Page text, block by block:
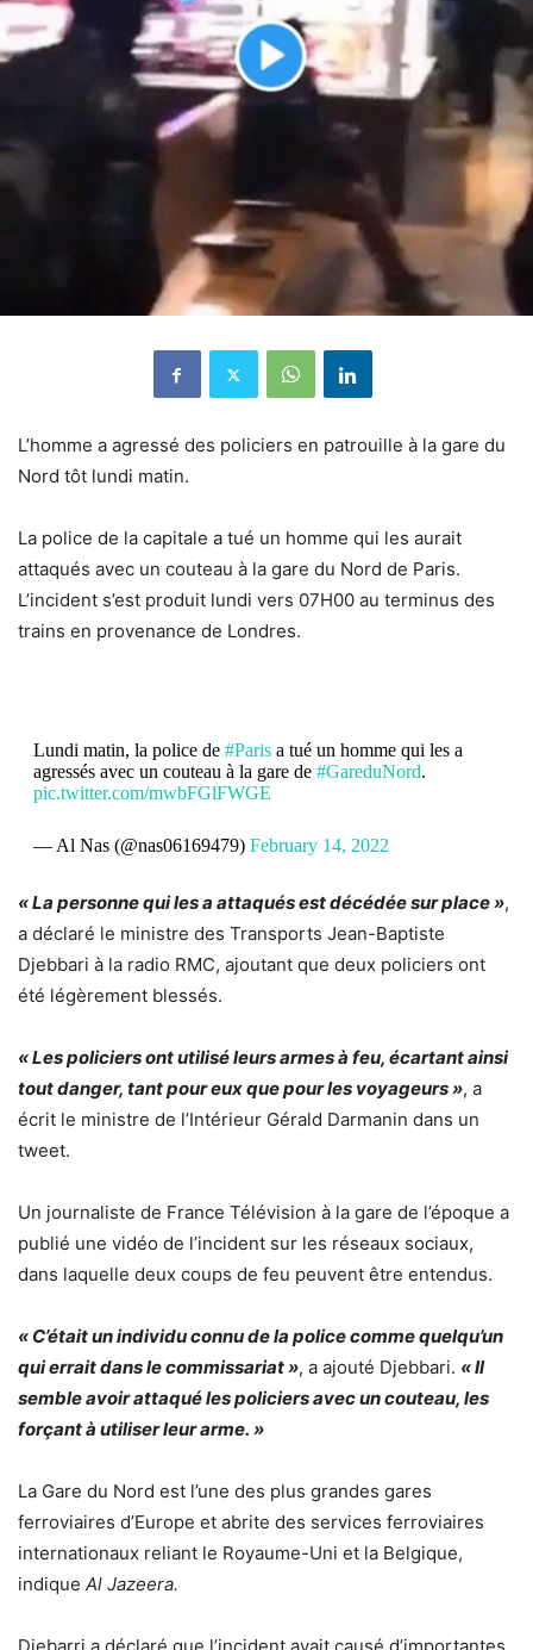
L’homme a agressé des policiers en patrouille à la gare du
Nord tôt lundi matin.
La police de la capitale a tué un homme qui les aurait
attaqués avec un couteau à la gare du Nord de Paris.
L’incident s’est produit lundi vers 07H00 au terminus des
trains en provenance de Londres.
Lundi matin, la police de #Parisa tué un homme qui les a
agressés avec un couteau à la gare de #GareduNord.
pic.twitter.com/mwbFGlFWGE
— Al Nas (@nas06169479) February 14, 2022
« La personne qui les a attaqués est décédée sur place »,
a déclaré le ministre des Transports Jean-Baptiste
Djebbari à la radio RMC, ajoutant que deux policiers ont
été légèrement blessés.
« Les policiers ont utilisé leurs armes à feu, écartant ainsi
tout danger, tant pour eux que pour les voyageurs », a
écrit le ministre de l’Intérieur Gérald Darmanin dans un
tweet.
Un journaliste de France Télévision à la gare de l’époque a
publié une vidéo de l’incident sur les réseaux sociaux,
dans laquelle deux coups de feu peuvent être entendus.
« C’était un individu connu de la police comme quelqu’un
qui errait dans le commissariat », a ajouté Djebbari. « Il
semble avoir attaqué les policiers avec un couteau, les
forçant à utiliser leur arme. »
La Gare du Nord est l’une des plus grandes gares
ferroviaires d’Europe et abrite des services ferroviaires
internationaux reliant le Royaume-Uni et la Belgique,
indique Al Jazeera.